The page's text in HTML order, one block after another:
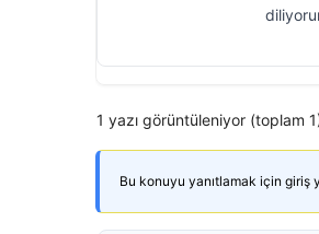
1 yazı görüntüleniyor (toplam
Bu konuyu yanıtlamak için giriş